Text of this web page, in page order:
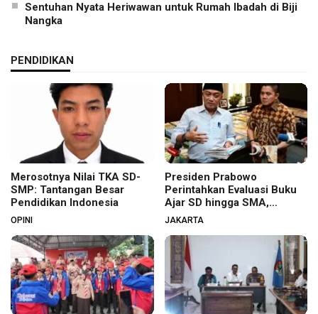
Sentuhan Nyata Heriwawan untuk Rumah Ibadah di Biji
Nangka
PENDIDIKAN
Merosotnya Nilai TKA SD-
SMP: Tantangan Besar
Pendidikan Indonesia
OPINI
Presiden Prabowo
Perintahkan Evaluasi Buku
Ajar SD hingga SMA,
Budaya Membaca Digenjot
JAKARTA